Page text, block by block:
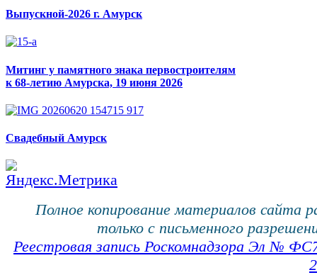
Выпускной-2026 г. Амурск
Митинг у памятного знака первостроителям
к 68-летию Амурска, 19 июня 2026
Свадебный Амурск
Полное копирование материалов сайта
только с письменного
Реестровая запись Роскомнадзора Эл №